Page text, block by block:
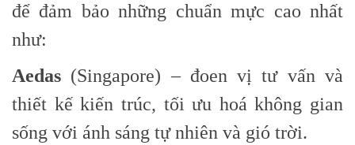
để đảm bảo những chuẩn mực cao nhất
như:
Aedas (Singapore) – đoen vị tư vấn và
thiết kế kiến trúc, tối ưu hoá không gian
sống với ánh sáng tự nhiên và gió trời.